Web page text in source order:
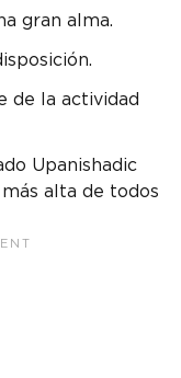
gran alma.
de la actividad
Upanishadic
alta de todos